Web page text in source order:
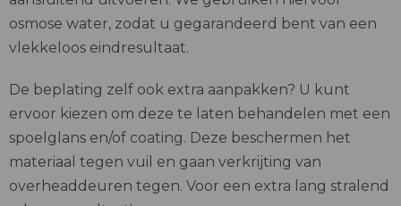
osmose water, zodat u gegarandeerd bent van een
vlekkeloos eindresultaat.
De beplating zelf ook extra aanpakken? U kunt
ervoor kiezen om deze te laten behandelen met een
spoelglans en/of coating. Deze beschermen het
materiaal tegen vuil en gaan verkrijting van
overheaddeuren tegen. Voor een extra lang stralend